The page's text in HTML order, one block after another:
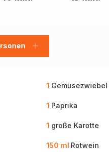
Personen
1 Gemüsezwiebel
1 Paprika
1 große Karotte
150 ml Rotwein